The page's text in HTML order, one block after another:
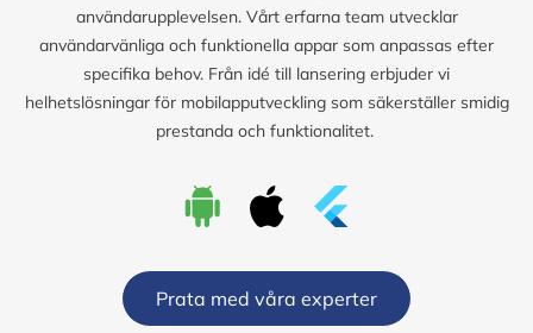
användarupplevelsen. Vårt erfarna team utvecklar
användarvänliga och funktionella appar som anpassas efter
specifika behov. Från idé till lansering erbjuder vi
helhetslösningar för mobilapputveckling som säkerställer smidig
prestanda och funktionalitet.
Prata med våra experter